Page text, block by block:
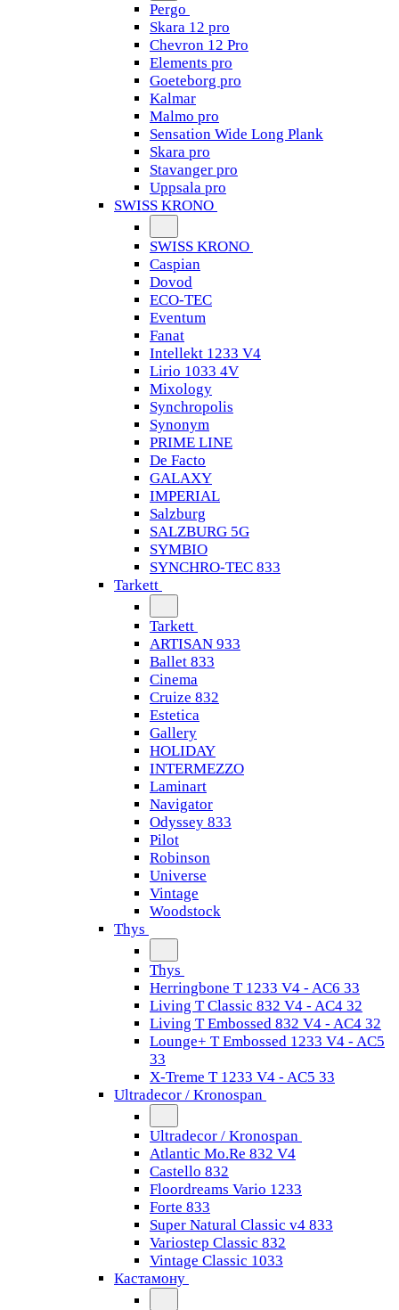
Pergo
Skara 12 pro
Chevron 12 Pro
Elements pro
Goeteborg pro
Kalmar
Malmo pro
Sensation Wide Long Plank
Skara pro
Stavanger pro
Uppsala pro
SWISS KRONO
SWISS KRONO
Caspian
Dovod
ECO-TEC
Eventum
Fanat
Intellekt 1233 V4
Lirio 1033 4V
Mixology
Synchropolis
Synonym
PRIME LINE
De Facto
GALAXY
IMPERIAL
Salzburg
SALZBURG 5G
SYMBIO
SYNCHRO-TEC 833
Tarkett
Tarkett
ARTISAN 933
Ballet 833
Cinema
Cruize 832
Estetica
Gallery
HOLIDAY
INTERMEZZO
Laminart
Navigator
Odyssey 833
Pilot
Robinson
Universe
Vintage
Woodstock
Thys
Thys
Herringbone T 1233 V4 - AC6 33
Living T Classic 832 V4 - AC4 32
Living T Embossed 832 V4 - AC4 32
Lounge+ T Embossed 1233 V4 - AC5
33
X-Treme T 1233 V4 - AC5 33
Ultradecor / Kronospan
Ultradecor / Kronospan
Atlantic Mo.Re 832 V4
Castello 832
Floordreams Vario 1233
Forte 833
Super Natural Classic v4 833
Variostep Classic 832
Vintage Classic 1033
Кастамону